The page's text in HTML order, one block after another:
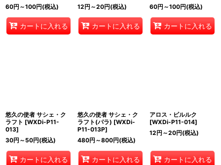
60円 ～100円(税込)
カートに入れる
12円 ～20円(税込)
カートに入れる
60円 ～100円(税込)
カートに入れる
悠久の使者 サシェ・ク
ラフト [WXDi-P11-
013]
30円 ～50円(税込)
カートに入れる
悠久の使者 サシェ・ク
ラフト(パラ) [WXDi-
P11-013P]
480円 ～800円(税込)
カートに入れる
アロス・ピルルク
[WXDi-P11-014]
12円 ～20円(税込)
カートに入れる